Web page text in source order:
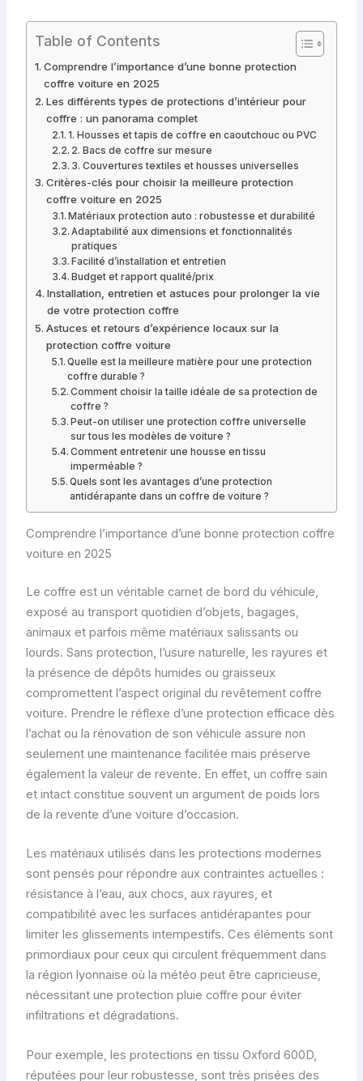
Table of Contents
Comprendre l’importance d’une bonne protection
coffre voiture en 2025
Les différents types de protections d’intérieur pour
coffre : un panorama complet
1. Housses et tapis de coffre en caoutchouc ou PVC
2. Bacs de coffre sur mesure
3. Couvertures textiles et housses universelles
Critères-clés pour choisir la meilleure protection
coffre voiture en 2025
Matériaux protection auto : robustesse et durabilité
Adaptabilité aux dimensions et fonctionnalités
pratiques
Facilité d’installation et entretien
Budget et rapport qualité/prix
Installation, entretien et astuces pour prolonger la vie
de votre protection coffre
Astuces et retours d’expérience locaux sur la
protection coffre voiture
Quelle est la meilleure matière pour une protection
coffre durable ?
Comment choisir la taille idéale de sa protection de
coffre ?
Peut-on utiliser une protection coffre universelle
sur tous les modèles de voiture ?
Comment entretenir une housse en tissu
imperméable ?
Quels sont les avantages d’une protection
antidérapante dans un coffre de voiture ?
Comprendre l’importance d’une bonne protection coffre
voiture en 2025
Le coffre est un véritable carnet de bord du véhicule,
exposé au transport quotidien d’objets, bagages,
animaux et parfois même matériaux salissants ou
lourds. Sans protection, l’usure naturelle, les rayures et
la présence de dépôts humides ou graisseux
compromettent l’aspect original du revêtement coffre
voiture. Prendre le réflexe d’une protection efficace dès
l’achat ou la rénovation de son véhicule assure non
seulement une maintenance facilitée mais préserve
également la valeur de revente. En effet, un coffre sain
et intact constitue souvent un argument de poids lors
de la revente d’une voiture d’occasion.
Les matériaux utilisés dans les protections modernes
sont pensés pour répondre aux contraintes actuelles :
résistance à l’eau, aux chocs, aux rayures, et
compatibilité avec les surfaces antidérapantes pour
limiter les glissements intempestifs. Ces éléments sont
primordiaux pour ceux qui circulent fréquemment dans
la région lyonnaise où la météo peut être capricieuse,
nécessitant une protection pluie coffre pour éviter
infiltrations et dégradations.
Pour exemple, les protections en tissu Oxford 600D,
réputées pour leur robustesse, sont très prisées des